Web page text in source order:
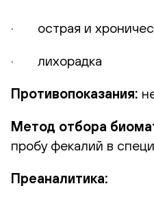
· острая и
· лихорадка
Противопоказания:
Метод отбора
пробу фекалий в
Преаналитика: